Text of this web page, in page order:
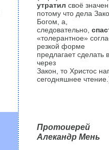
утратил своё
потому что дела
Богом, а,
следовательно,
«толерантное»
резкой форме
предлагает
через
Закон, то Христос
сегодняшнее
Протоиерей
Алекандр Мень